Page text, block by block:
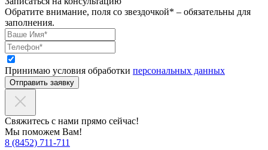
Обратите внимание, поля со звездочкой* – обязательны для
заполнения.
Принимаю условия обработки персональных данных
Отправить заявку
Свяжитесь с нами прямо сейчас!
Мы поможем Вам!
8 (8452) 711-711